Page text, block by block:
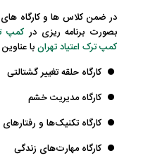
در ضمن کلاس ها و کارگاه های
بصورت برنامه ریزی درکمپ
کمپ ترک اعتیاد تهرانبا
کارگاه حلقه تغییر گشتالتی
کارگاه مدیریت خشم
کارگاه تکنیک‌ها و
کارگاه مهارت‌های زندگی